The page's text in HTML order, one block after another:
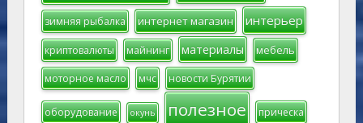
зимняя рыбалка интернет магазин интерьер
криптовалюты майнинг материалы мебель
моторное масло мчс новости Бурятии
оборудование окунь полезное прическа